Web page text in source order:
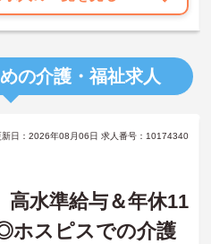
の介護・福祉求人
新日：2026年08月06日 求人番号：10174340
高水準給与＆年休11
ホスピスでの介護